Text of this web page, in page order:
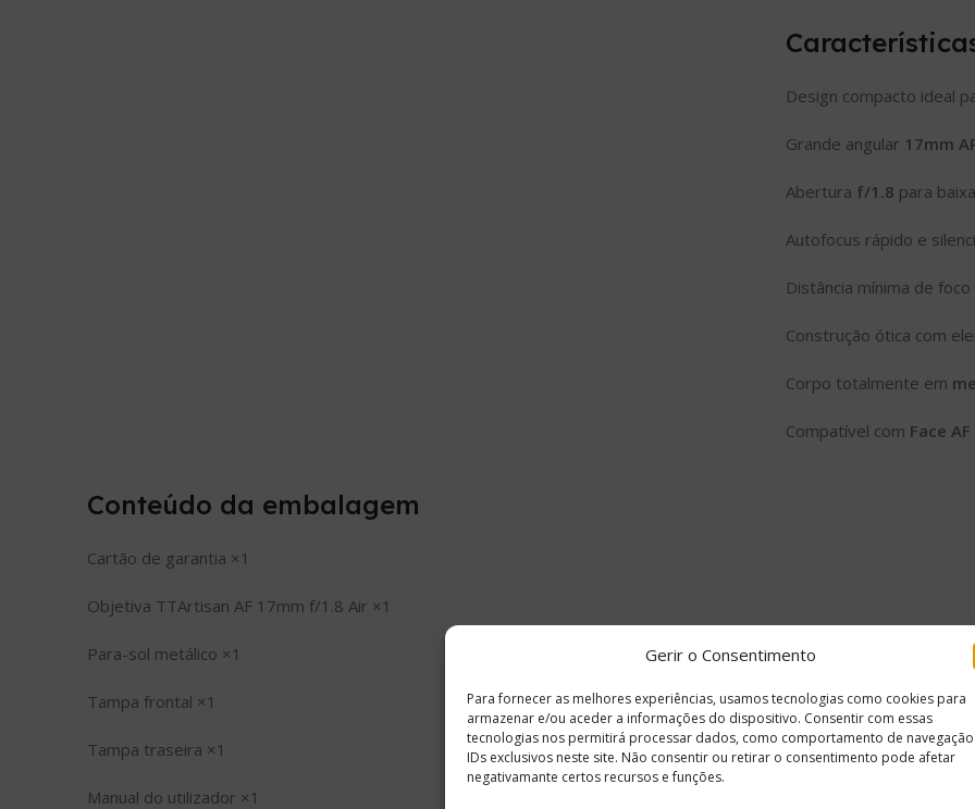
Gerir o Consentimento
Para fornecer as melhores experiências, usamos tecnologias como cookies para
armazenar e/ou aceder a informações do dispositivo. Consentir com essas
tecnologias nos permitirá processar dados, como comportamento de
IDs exclusivos neste site. Não consentir ou retirar o consentimento pode afetar
negativamante certos recursos e funções.
Design compacto ideal
Grande angular 17mm
Abertura f/1.8 para
Autofocus rápido e
Distância mínima de
Construção ótica com
Corpo totalmente em
Compatível com Face
Conteúdo da embalagem
Cartão de garantia ×1
Objetiva TTArtisan AF 17mm f/1.8 Air ×1
Para-sol metálico ×1
Tampa frontal ×1
Tampa traseira ×1
Manual do utilizador ×1